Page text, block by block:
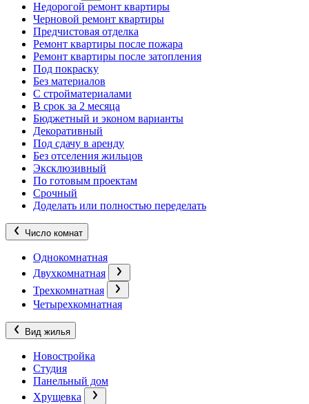
Недорогой ремонт квартиры
Черновой ремонт квартиры
Предчистовая отделка
Ремонт квартиры после пожара
Ремонт квартиры после затопления
Под покраску
Без материалов
С стройматериалами
В срок за 2 месяца
Бюджетный и эконом варианты
Декоративный
Под сдачу в аренду
Без отселения жильцов
Эксклюзивный
По готовым проектам
Срочный
Доделать или полностью переделать
Число комнат
Однокомнатная
Двухкомнатная
Трехкомнатная
Четырехкомнатная
Вид жилья
Новостройка
Студия
Панельный дом
Хрущевка